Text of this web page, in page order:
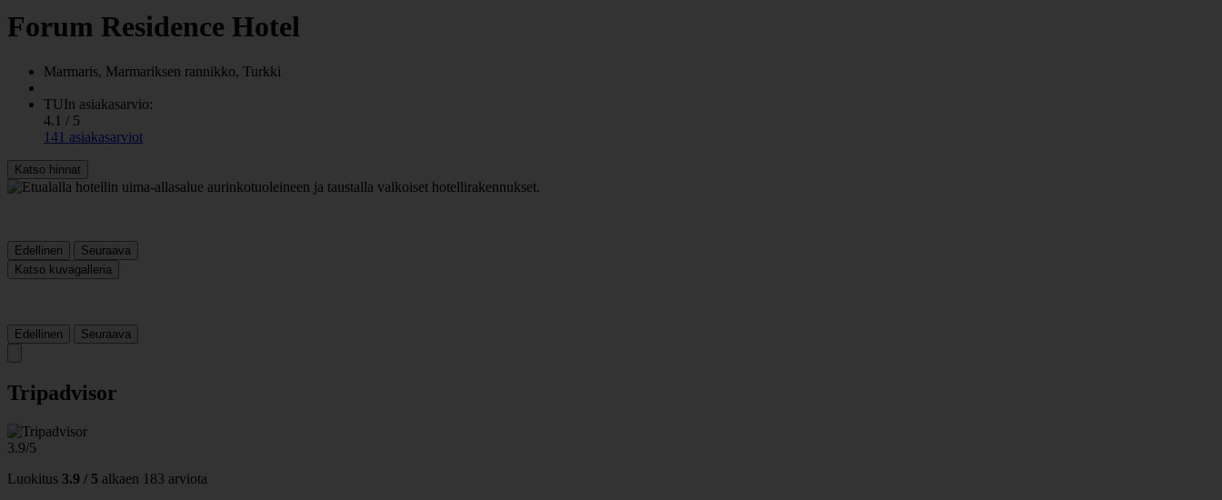
Forum Residence Hotel
Marmaris, Marmariksen rannikko, Turkki
TUIn asiakasarvio:
4.1 / 5
141 asiakasarviot
Katso hinnat
Edellinen
Seuraava
Katso kuvagalleria
Edellinen Seuraava
Tripadvisor
3.9/5
Luokitus 3.9 / 5 alkaen 183 arviota